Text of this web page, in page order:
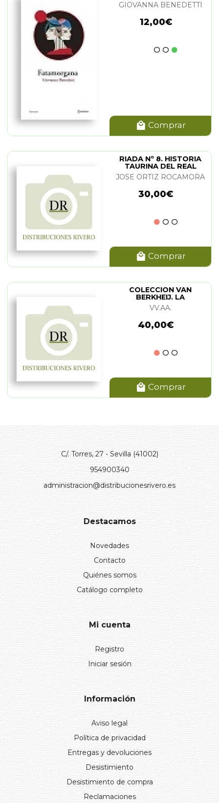
GIOVANNA BENEDETTI
12,00€
Comprar
RIADA Nº 8. HISTORIA
TAURINA DEL REAL
SITIO ARANJUEZ
JOSE ORTIZ ROCAMORA
30,00€
Comprar
COLECCION VAN
BERKHEIJ. LA
VV.AA.
40,00€
Comprar
C/. Torres, 27 - Sevilla (41002)
954900340
administracion@distribucionesrivero.es
Destacamos
Novedades
Contacto
Quiénes somos
Catálogo completo
Mi cuenta
Registro
Iniciar sesión
Información
Aviso legal
Política de privacidad
Entregas y devoluciones
Desistimiento
Desistimiento de compra
Reclamaciones